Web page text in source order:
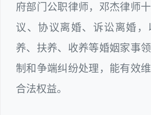
府部门公职律师，邓杰律师
议、协议离婚、诉讼离婚，
养、扶养、收养等婚姻家事
制和争端纠纷处理，能有效
合法权益。